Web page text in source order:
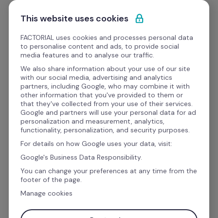
Passa al contenuto
Comincia gratis
Modelli
Lavoro
Scarica il modello di
Lettera di Licenziamento
in Word 📄
Hai bisogno di un modello di lettera di
licenziamento personalizzabile? Sei nel posto
This website uses cookies
FACTORIAL uses cookies and processes personal data
to personalise content and ads, to provide social
media features and to analyse our traffic.
We also share information about your use of our site
with our social media, advertising and analytics
partners, including Google, who may combine it with
other information that you've provided to them or
that they've collected from your use of their services.
Google and partners will use your personal data for ad
personalization and measurement, analytics,
functionality, personalization, and security purposes.
For details on how Google uses your data, visit:
Google's Business Data Responsibility.
You can change your preferences at any time from the
footer of the page.
Manage cookies